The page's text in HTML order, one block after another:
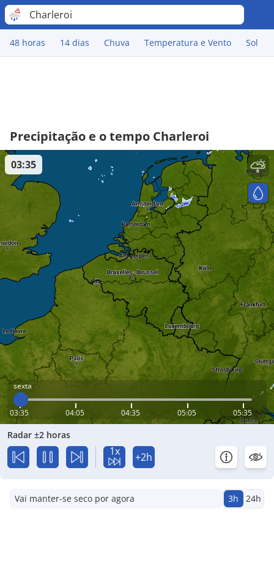
Charleroi
48 horas 14 dias Chuva Temperatura e Vento Sol
Precipitação e o tempo Charleroi
sexta
03:35 04:05 04:35 05:05 05:35
03:35
Radar ±2 horas
1x +2h
Vai manter-se seco por agora 3h 24h